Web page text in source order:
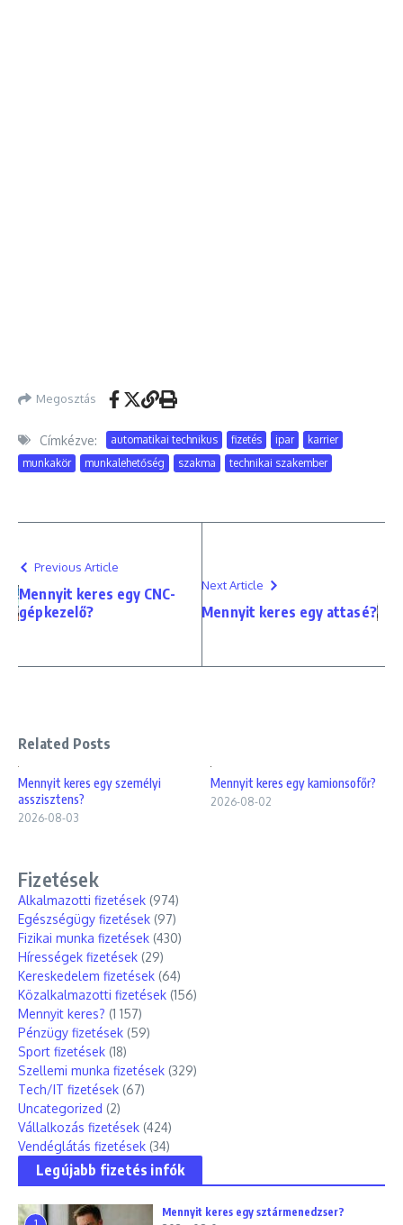
Megosztás
Címkézve: automatikai technikus fizetés ipar
karrier
munkakör
munkalehetőség szakma technikai szakember
Previous Article
Mennyit keres egy CNC-
gépkezelő?
Next Article
Mennyit keres egy attasé?
Related Posts
Mennyit keres egy személyi
asszisztens?
2026-08-03
Mennyit keres egy kamionsofőr?
2026-08-02
Fizetések
Alkalmazotti fizetések (974)
Egészségügy fizetések (97)
Fizikai munka fizetések (430)
Hírességek fizetések (29)
Kereskedelem fizetések (64)
Közalkalmazotti fizetések (156)
Mennyit keres? (1 157)
Pénzügy fizetések (59)
Sport fizetések (18)
Szellemi munka fizetések (329)
Tech/IT fizetések (67)
Uncategorized (2)
Vállalkozás fizetések (424)
Vendéglátás fizetések (34)
Legújabb fizetés infók
Mennyit keres egy sztármenedzser?